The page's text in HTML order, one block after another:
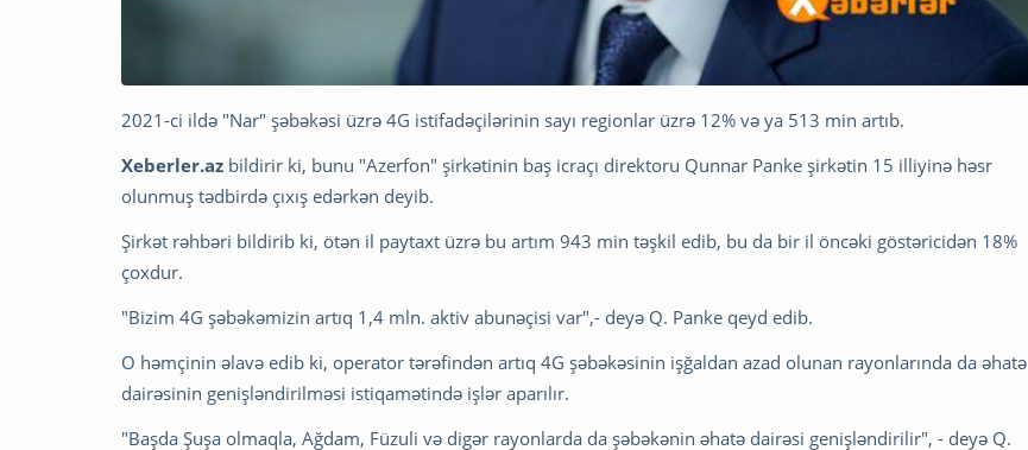
2021-ci ildə "Nar" şəbəkəsi üzrə 4G istifadəçilərinin sayı regionlar üzrə 12% və ya 513 min artıb.
Xeberler.az bildirir ki, bunu "Azerfon" şirkətinin baş icraçı direktoru Qunnar Panke şirkətin 15 illiyinə həsr
olunmuş tədbirdə çıxış edərkən deyib.
Şirkət rəhbəri bildirib ki, ötən il paytaxt üzrə bu artım 943 min təşkil edib, bu da bir il öncəki göstəricidən 18%
çoxdur.
"Bizim 4G şəbəkəmizin artıq 1,4 mln. aktiv abunəçisi var",- deyə Q. Panke qeyd edib.
O həmçinin əlavə edib ki, operator tərəfindən artıq 4G şəbəkəsinin işğaldan azad olunan rayonlarında da əhatə
dairəsinin genişləndirilməsi istiqamətində işlər aparılır.
"Başda Şuşa olmaqla, Ağdam, Füzuli və digər rayonlarda da şəbəkənin əhatə dairəsi genişləndirilir", - deyə Q.